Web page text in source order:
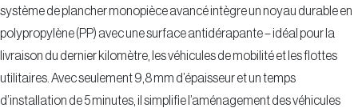
système de plancher monopièce avancé intègre un noyau durable en
polypropylène (PP) avec une surface antidérapante – idéal pour la
livraison du dernier kilomètre, les véhicules de mobilité et les flottes
utilitaires. Avec seulement 9,8 mm d’épaisseur et un temps
d’installation de 5 minutes, il simplifie l’aménagement des véhicules